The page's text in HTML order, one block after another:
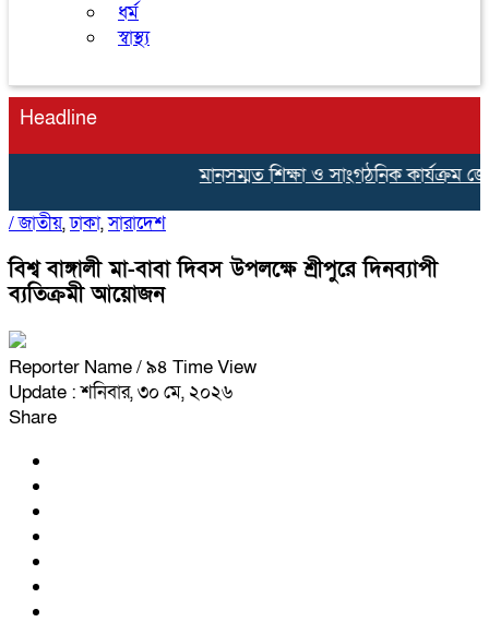
ধর্ম
স্বাস্থ্য
Headline
মানসম্মত শিক্ষা ও সাংগঠনিক কার্যক্রম
/জাতীয়,ঢাকা,সারাদেশ
বিশ্ব বাঙ্গালী মা-বাবা দিবস উপলক্ষে শ্রীপুরে দিনব্যাপী
ব্যতিক্রমী আয়োজন
Reporter Name/ ৯৪ Time View
Update : শনিবার, ৩০ মে, ২০২৬
Share